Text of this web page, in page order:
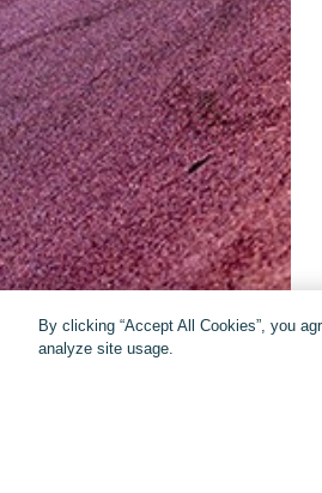
By clicking “Accept All Cookies”, you
analyze site usage.